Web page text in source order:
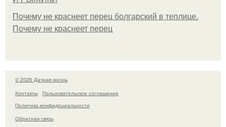
Почему не краснеет перец болгарский в теплице.
Почему не краснеет перец
© 2026 Дачная жизнь
Контакты
Пользовательское соглашение
Политика конфидециальности
Обратная связь